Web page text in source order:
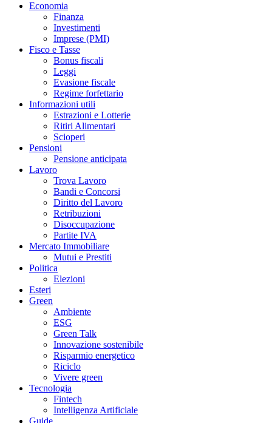
Economia
Finanza
Investimenti
Imprese (PMI)
Fisco e Tasse
Bonus fiscali
Leggi
Evasione fiscale
Regime forfettario
Informazioni utili
Estrazioni e Lotterie
Ritiri Alimentari
Scioperi
Pensioni
Pensione anticipata
Lavoro
Trova Lavoro
Bandi e Concorsi
Diritto del Lavoro
Retribuzioni
Disoccupazione
Partite IVA
Mercato Immobiliare
Mutui e Prestiti
Politica
Elezioni
Esteri
Green
Ambiente
ESG
Green Talk
Innovazione sostenibile
Risparmio energetico
Riciclo
Vivere green
Tecnologia
Fintech
Intelligenza Artificiale